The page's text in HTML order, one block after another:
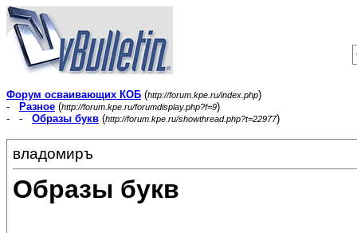
Форум осваивающих КОБ (http://forum.kpe.ru/index.php)
-
Разное (http://forum.kpe.ru/forumdisplay.php?f=9)
- - Образы букв (http://forum.kpe.ru/showthread.php?t=22977)
владомиръ
Образы букв